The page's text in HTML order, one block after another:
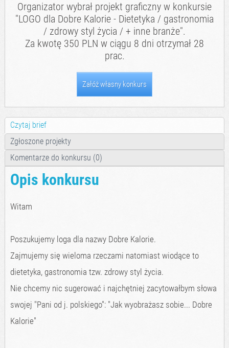
Organizator wybrał projekt graficzny w konkursie
"LOGO dla Dobre Kalorie - Dietetyka / gastronomia
/ zdrowy styl życia / + inne branże".
Za kwotę 350 PLN w ciągu 8 dni otrzymał 28
prac.
Załóż własny konkurs
Czytaj brief
Zgłoszone projekty
Komentarze do konkursu (0)
Opis konkursu
Witam
Poszukujemy loga dla nazwy Dobre Kalorie.
Zajmujemy się wieloma rzeczami natomiast wiodące to
dietetyka, gastronomia tzw. zdrowy styl życia.
Nie chcemy nic sugerować i najchętniej zacytowałbym słowa
swojej "Pani od j. polskiego": "Jak wyobrażasz sobie... Dobre
Kalorie"